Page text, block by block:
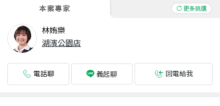
本案專家 更多挑選
林姷樂
湖濱公園店
電話聊 義起聊 回電給我